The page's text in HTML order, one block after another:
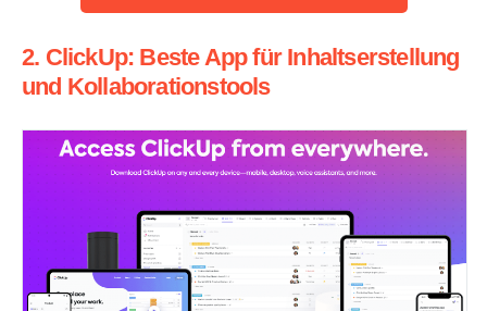
2. ClickUp: Beste App für Inhaltserstellung
und Kollaborationstools